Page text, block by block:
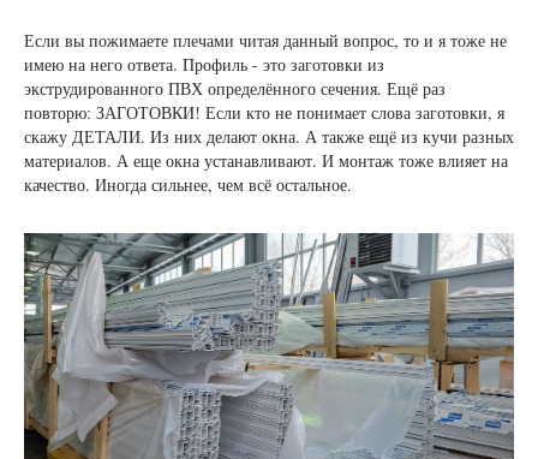
Если вы пожимаете плечами читая данный вопрос, то и я тоже не
имею на него ответа. Профиль - это заготовки из
экструдированного ПВХ определённого сечения. Ещё раз
повторю: ЗАГОТОВКИ! Если кто не понимает слова заготовки, я
скажу ДЕТАЛИ. Из них делают окна. А также ещё из кучи разных
материалов. А еще окна устанавливают. И монтаж тоже влияет на
качество. Иногда сильнее, чем всё остальное.